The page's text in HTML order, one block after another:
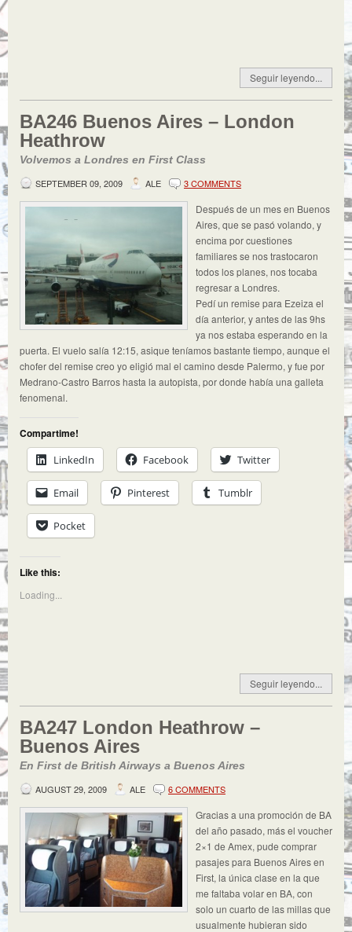
Seguir leyendo...
BA246 Buenos Aires – London
Heathrow
Volvemos a Londres en First Class
SEPTEMBER 09, 2009
ALE 3 COMMENTS
Después de un mes en Buenos
Aires, que se pasó volando, y
encima por cuestiones
familiares se nos trastocaron
todos los planes, nos tocaba
regresar a Londres.
Pedí un remise para Ezeiza el
día anterior, y antes de las 9hs
ya nos estaba esperando en la
puerta. El vuelo salía 12:15, asique teníamos bastante tiempo, aunque el
chofer del remise creo yo eligió mal el camino desde Palermo, y fue por
Medrano-Castro Barros hasta la autopista, por donde había una galleta
fenomenal.
Compartime!
LinkedIn
Facebook Twitter
Email Pinterest Tumblr
Pocket
Like this:
Loading...
Seguir leyendo...
BA247 London Heathrow –
Buenos Aires
En First de British Airways a Buenos Aires
AUGUST 29, 2009
ALE 6 COMMENTS
Gracias a una promoción de BA
del año pasado, más el voucher
2×1 de Amex, pude comprar
pasajes para Buenos Aires en
First, la única clase en la que
me faltaba volar en BA, con
solo un cuarto de las millas que
usualmente hubieran sido